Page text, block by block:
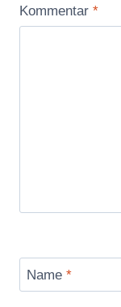
Kommentar *
Name *